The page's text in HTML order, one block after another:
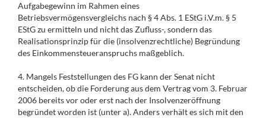
Aufgabegewinn im Rahmen eines
Betriebsvermögensvergleichs nach § 4 Abs. 1 EStG i.V.m. § 5
EStG zu ermitteln und nicht das Zufluss-, sondern das
Realisationsprinzip für die (insolvenzrechtliche) Begründung
des Einkommensteueranspruchs maßgeblich.
4. Mangels Feststellungen des FG kann der Senat nicht
entscheiden, ob die Forderung aus dem Vertrag vom 3. Februar
2006 bereits vor oder erst nach der Insolvenzeröffnung
begründet worden ist (unter a). Anders verhält es sich mit den